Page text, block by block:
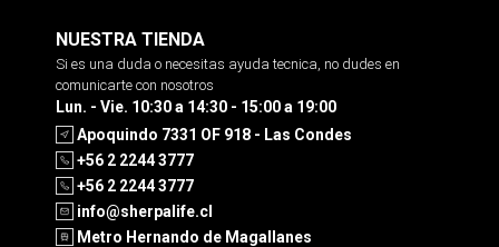
NUESTRA TIENDA
Si es una duda o necesitas ayuda tecnica, no dudes en
comunicarte con nosotros
Lun. - Vie. 10:30 a 14:30 - 15:00 a 19:00
Apoquindo 7331 OF 918 - Las Condes
+56 2 2244 3777
+56 2 2244 3777
info@sherpalife.cl
Metro Hernando de Magallanes